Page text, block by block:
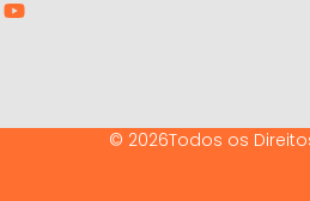
© 2026Todos os